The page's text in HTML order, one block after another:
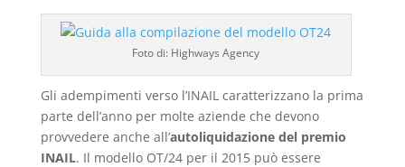
Foto di: Highways Agency
Gli adempimenti verso l’INAIL caratterizzano la prima
parte dell’anno per molte aziende che devono
provvedere anche all’autoliquidazione del premio
INAIL. Il modello OT/24 per il 2015 può essere